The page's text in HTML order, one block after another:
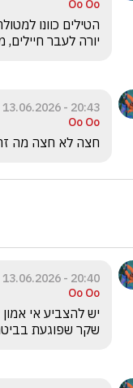
Oo Oo
יורה לעבר חיילים,
20:43 - 13.06.2026
Oo Oo
חצה לא חצה מה
20:40 - 13.06.2026
Oo Oo
שקר שפוגעת